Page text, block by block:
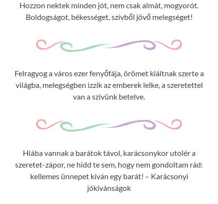
Hozzon nektek minden jót, nem csak almát, mogyorót.
Boldogságot, békességet, szívből jövő melegséget!
Felragyog a város ezer fenyőfája, örömet kiáltnak szerte a
világba, melegségben izzik az emberek lelke, a szeretettel
van a szívünk betelve.
Hiába vannak a barátok távol, karácsonykor utolér a
szeretet-zápor, ne hidd te sem, hogy nem gondoltam rád:
kellemes ünnepet kíván egy barát! – Karácsonyi
jókívánságok